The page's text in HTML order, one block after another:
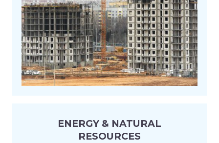
ENERGY & NATURAL
RESOURCES